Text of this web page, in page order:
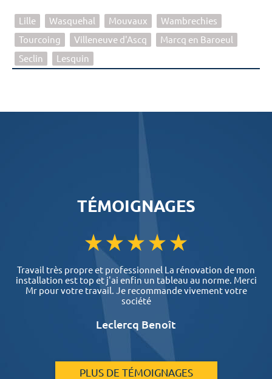
Lille Wasquehal Mouvaux
Wambrechies
Tourcoing
Villeneuve d'Ascq
Marcq en Baroeul
Seclin
Lesquin
TÉMOIGNAGES
Travail très propre et professionnel La rénovation de mon
installation est top et j'ai enfin un tableau au norme. Merci
Mr pour votre travail. Je recommande vivement votre
société
Leclercq Benoît
PLUS DE TÉMOIGNAGES